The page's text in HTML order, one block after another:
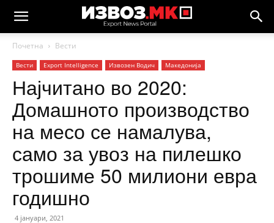
Почетна Вести
Вести Еxport Intelligence Извозен Водич Македонија
Најчитано во 2020:
Домашното производство
на месо се намалува,
само за увоз на пилешко
трошиме 50 милиони евра
годишно
4 јануари, 2021